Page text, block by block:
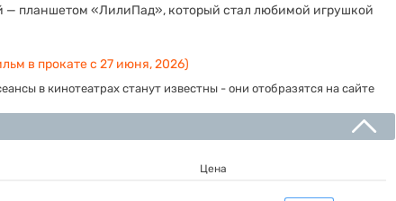
— планшетом «ЛилиПад», который стал любимой игрушкой
в прокате с 27 июня, 2026)
в кинотеатрах станут известны - они отобразятся на сайте
Цена